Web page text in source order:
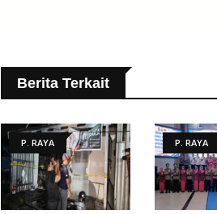
Berita Terkait
P. RAYA P. RAYA